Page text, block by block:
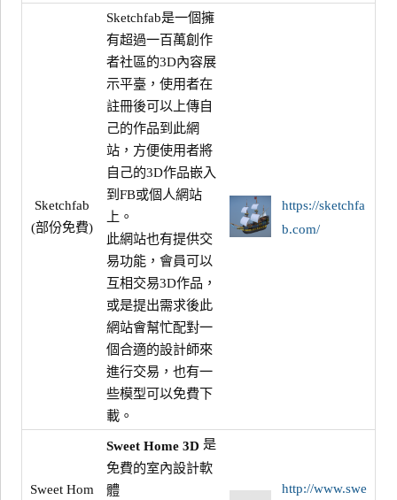
Sketchfab
(部份免費)
Sketchfab是一個擁
有超過一百萬創作
者社區的3D內容展
示平臺，使用者在
註冊後可以上傳自
己的作品到此網
站，方便使用者將
自己的3D作品嵌入
到FB或個人網站
上。
此網站也有提供交
易功能，會員可以
互相交易3D作品，
或是提出需求後此
網站會幫忙配對一
個合適的設計師來
進行交易，也有一
些模型可以免費下
載。
https://sketchfa
b.com/
Sweet Hom
Sweet Home 3D是
免費的室內設計軟
體
http://www.swe